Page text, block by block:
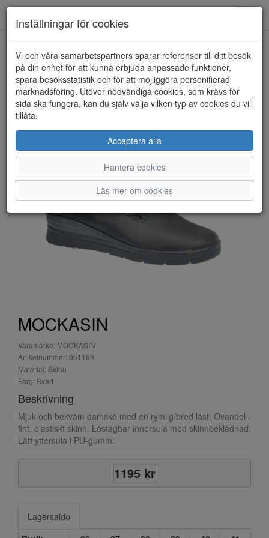
HEM MOCKASIN
MOCKASIN
Varumärke: MOCKASIN
Artikelnummer: 051169
Material: Skinn
Färg: Svart
Beskrivning
Mjuk och bekväm damsko med en rymlig/bred läst. Ovandel i
fint, elastiskt skinn. Löstagbar innersula med skinnbeklädnad.
Lätt yttersula i PU-gummi.
1195 kr
Lagersaldo
Inställningar för cookies
Vi och våra samarbetspartners sparar referenser till ditt besök
på din enhet för att kunna erbjuda anpassade funktioner,
spara besöksstatistik och för att möjliggöra personifierad
marknadsföring. Utöver nödvändiga cookies, som krävs för
sida ska fungera, kan du själv välja vilken typ av cookies du vill
tillåta.
Acceptera alla
Hantera cookies
Läs mer om cookies